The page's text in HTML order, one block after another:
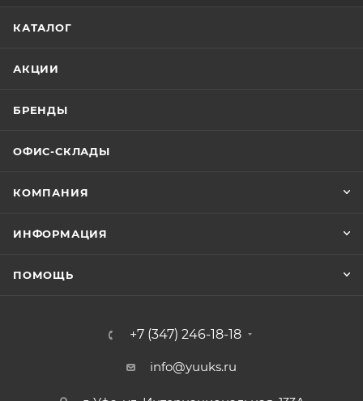
КАТАЛОГ
АКЦИИ
БРЕНДЫ
ОФИС-СКЛАДЫ
КОМПАНИЯ
ИНФОРМАЦИЯ
ПОМОЩЬ
+7 (347) 246-18-18
info@yuuks.ru